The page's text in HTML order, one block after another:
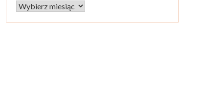
Archiwum